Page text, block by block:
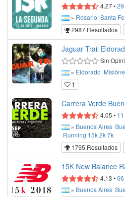
4.27•29
» Rosario Santa Fe
2987 Resultados
Jaguar Trail
Sin
» Eldorado
1
Carrera Verde
4.05 • 11
» Buenos Aires
Running 15k2k7k
1795 Resultados
15K New Balance
4.13 •66
» Buenos Aires